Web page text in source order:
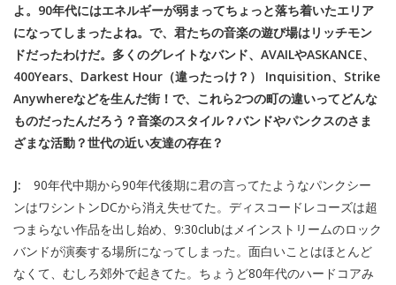
よ。90年代にはエネルギーが弱まってちょっと落ち着いたエリア
になってしまったよね。で、君たちの音楽の遊び場はリッチモン
ドだったわけだ。多くのグレイトなバンド、AVAILやASKANCE、
400Years、Darkest Hour（違ったっけ？） Inquisition、Strike
Anywhereなどを生んだ街！で、これら2つの町の違いってどんな
ものだったんだろう？音楽のスタイル？バンドやパンクスのさま
ざまな活動？世代の近い友達の存在？
J: 90年代中期から90年代後期に君の言ってたようなパンクシー
ンはワシントンDCから消え失せてた。ディスコードレコーズは超
つまらない作品を出し始め、9:30clubはメインストリームのロック
バンドが演奏する場所になってしまった。面白いことはほとんど
なくて、むしろ郊外で起きてた。ちょうど80年代のハードコアみ